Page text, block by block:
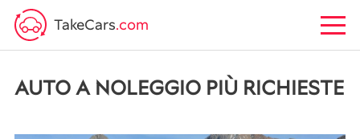
TakeCars.com
AUTO A NOLEGGIO PIÙ RICHIESTE